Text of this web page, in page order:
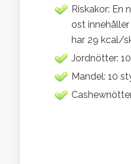
Riskakor: En
ost
har 29 kcal/
Jordnötter:
Mandel: 10